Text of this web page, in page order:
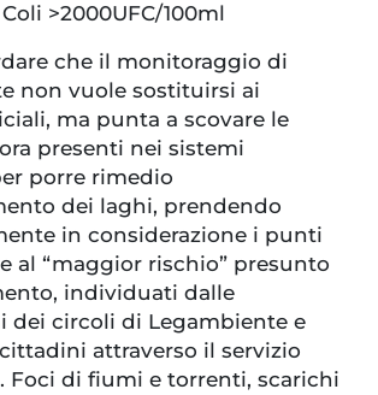
>2000UFC/100ml
che il monitoraggio di
non vuole sostituirsi ai
ma punta a scovare le
presenti nei sistemi
porre rimedio
dei laghi, prendendo
in considerazione i punti
al “maggior rischio” presunto
individuati dalle
dei circoli di Legambiente e
attraverso il servizio
Foci di fiumi e torrenti, scarichi